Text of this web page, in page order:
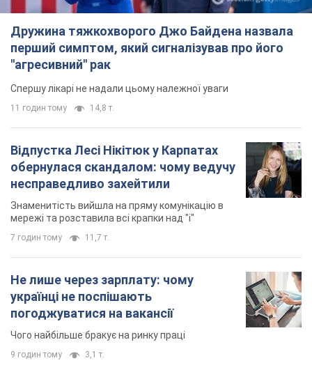
Дружина тяжкохворого Джо Байдена назвала
перший симптом, який сигналізував про його
"агресивний" рак
Спершу лікарі не надали цьому належної уваги
11 годин тому 14,8 т.
Відпустка Лесі Нікітюк у Карпатах
обернулася скандалом: чому ведучу
несправедливо захейтили
Знаменитість вийшла на пряму комунікацію в
мережі та розставила всі крапки над "і"
7 годин тому 11,7 т.
Не лише через зарплату: чому
українці не поспішають
погоджуватися на вакансії
Чого найбільше бракує на ринку праці
9 годин тому 3,1 т.